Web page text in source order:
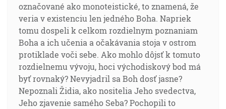
označované ako monoteistické, to znamená, že
veria v existenciu len jedného Boha. Napriek
tomu dospeli k celkom rozdielnym poznaniam
Boha a ich učenia a očakávania stoja v ostrom
protiklade voči sebe. Ako mohlo dôjsť k tomuto
rozdielnemu vývoju, hoci východiskový bod má
byť rovnaký? Nevyjadril sa Boh dosť jasne?
Nepoznali Židia, ako nositelia Jeho svedectva,
Jeho zjavenie samého Seba? Pochopili to